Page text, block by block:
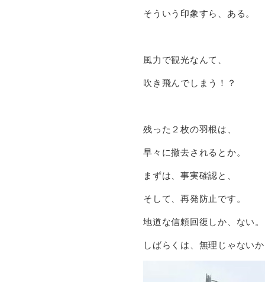
そういう印象すら、ある。
風力で観光なんて、
吹き飛んでしまう！？
残った２枚の羽根は、
早々に撤去されるとか。
まずは、事実確認と、
そして、再発防止です。
地道な信頼回復しか、ない。
しばらくは、無理じゃない